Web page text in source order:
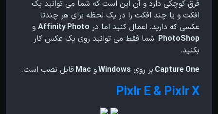
فرق کوچکی دارد و آن این است که شما می توانید یک
افکت و یا چند افکت را در یک لحظه برای هر چندتا
عکسی که دارید، اعمال کنید اما در Affinity Photo و
PhotoShop شما فقط می توانید روی یک عکس کار
بکنید.
Capture One بر روی Windowsو Macقابل نصب است.
Pixlr E & Pixlr X